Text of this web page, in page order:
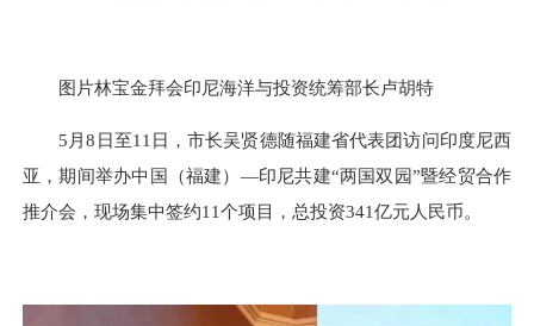
图片林宝金拜会印尼海洋与投资统筹部长卢胡特
5月8日至11日，市长吴贤德随福建省代表团访问印度尼西
亚，期间举办中国（福建）—印尼共建“两国双园”暨经贸合作
推介会，现场集中签约11个项目，总投资341亿元人民币。